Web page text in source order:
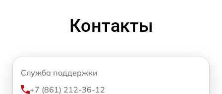
Контакты
Служба поддержки
+7 (861) 212-36-12